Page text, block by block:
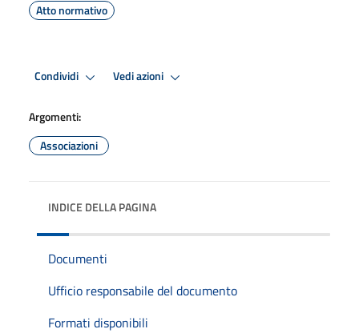
Atto normativo
Condividi Vedi azioni
Argomenti:
Associazioni
INDICE DELLA PAGINA
Documenti
Ufficio responsabile del documento
Formati disponibili